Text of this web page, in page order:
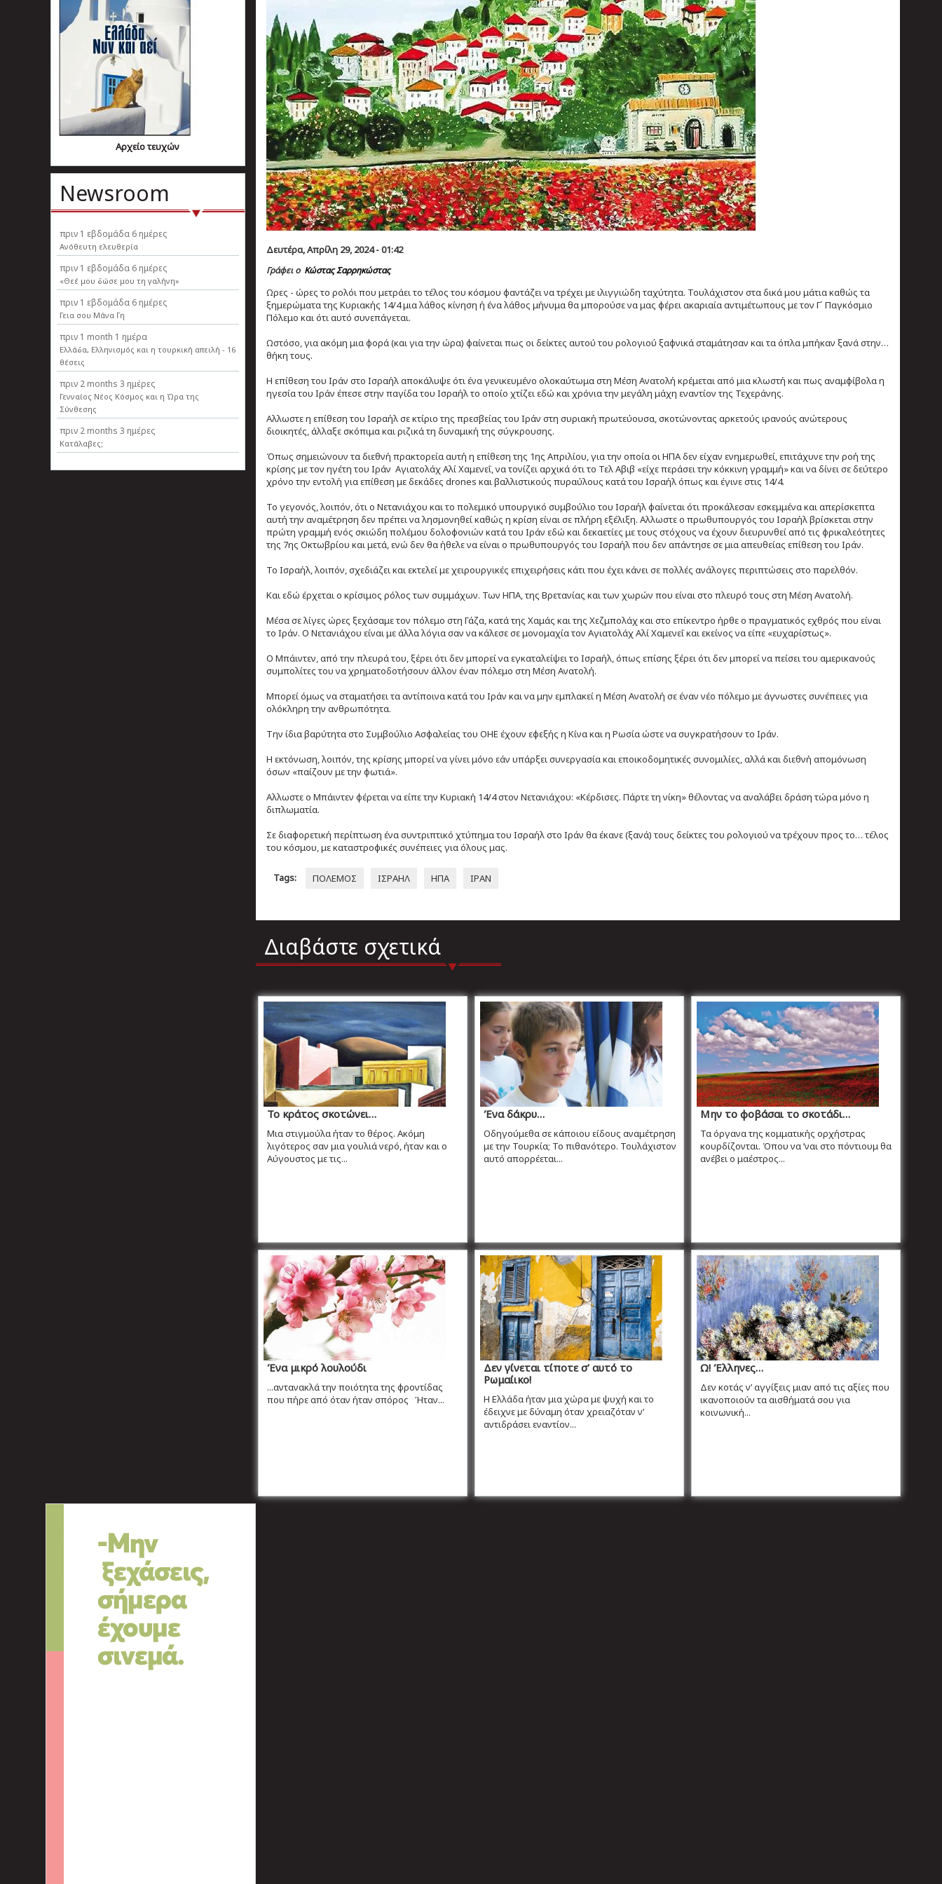
Αρχείο τευχών
Newsroom
πριν 1 εβδομάδα 6 ημέρες
Ανόθευτη ελευθερία
πριν 1 εβδομάδα 6 ημέρες
«Θεέ μου δώσε μου τη γαλήνη»
πριν 1 εβδομάδα 6 ημέρες
Γεια σου Μάνα Γη
πριν 1 month 1 ημέρα
Ελλάδα, Ελληνισµός και η τουρκική απειλή - 16
θέσεις
πριν 2 months 3 ημέρες
Γενναίος Νέος Κόσμος και η Ώρα της
Σύνθεσης
πριν 2 months 3 ημέρες
Κατάλαβες;
Δευτέρα, Απρίλη 29, 2024 - 01:42
Γράφει ο Κώστας Σαρρηκώστας
Ωρες - ώρες το ρολόι που μετράει το τέλος του κόσμου φαντάζει να τρέχει με ιλιγγιώδη ταχύτητα. Τουλάχιστον στα δικά μου μάτια καθώς τα
ξημερώματα της Κυριακής 14/4 μια λάθος κίνηση ή ένα λάθος μήνυμα θα μπορούσε να μας φέρει ακαριαία αντιμέτωπους με τον Γ΄ Παγκόσμιο
Πόλεμο και ότι αυτό συνεπάγεται.
Ωστόσο, για ακόμη μια φορά (και για την ώρα) φαίνεται πως οι δείκτες αυτού του ρολογιού ξαφνικά σταμάτησαν και τα όπλα μπήκαν ξανά στην…
θήκη τους.
Η επίθεση του Ιράν στο Ισραήλ αποκάλυψε ότι ένα γενικευμένο ολοκαύτωμα στη Μέση Ανατολή κρέμεται από μια κλωστή και πως αναμφίβολα η
ηγεσία του Ιράν έπεσε στην παγίδα του Ισραήλ το οποίο χτίζει εδώ και χρόνια την μεγάλη μάχη εναντίον της Τεχεράνης.
Αλλωστε η επίθεση του Ισραήλ σε κτίριο της πρεσβείας του Ιράν στη συριακή πρωτεύουσα, σκοτώνοντας αρκετούς ιρανούς ανώτερους
διοικητές, άλλαξε σκόπιμα και ριζικά τη δυναμική της σύγκρουσης.
Όπως σημειώνουν τα διεθνή πρακτορεία αυτή η επίθεση της 1ης Απριλίου, για την οποία οι ΗΠΑ δεν είχαν ενημερωθεί, επιτάχυνε την ροή της
κρίσης με τον ηγέτη του Ιράν Αγιατολάχ Αλί Χαμενεΐ, να τονίζει αρχικά ότι το Τελ Αβιβ «είχε περάσει την κόκκινη γραμμή» και να δίνει σε δεύτερο
χρόνο την εντολή για επίθεση με δεκάδες drones και βαλλιστικούς πυραύλους κατά του Ισραήλ όπως και έγινε στις 14/4.
Το γεγονός, λοιπόν, ότι ο Νετανιάχου και το πολεμικό υπουργικό συμβούλιο του Ισραήλ φαίνεται ότι προκάλεσαν εσκεμμένα και απερίσκεπτα
αυτή την αναμέτρηση δεν πρέπει να λησμονηθεί καθώς η κρίση είναι σε πλήρη εξέλιξη. Αλλωστε ο πρωθυπουργός του Ισραήλ βρίσκεται στην
πρώτη γραμμή ενός σκιώδη πολέμου δολοφονιών κατά του Ιράν εδώ και δεκαετίες με τους στόχους να έχουν διευρυνθεί από τις φρικαλεότητες
της 7ης Οκτωβρίου και μετά, ενώ δεν θα ήθελε να είναι ο πρωθυπουργός του Ισραήλ που δεν απάντησε σε μια απευθείας επίθεση του Ιράν.
Το Ισραήλ, λοιπόν, σχεδιάζει και εκτελεί με χειρουργικές επιχειρήσεις κάτι που έχει κάνει σε πολλές ανάλογες περιπτώσεις στο παρελθόν.
Και εδώ έρχεται ο κρίσιμος ρόλος των συμμάχων. Των ΗΠΑ, της Βρετανίας και των χωρών που είναι στο πλευρό τους στη Μέση Ανατολή.
Μέσα σε λίγες ώρες ξεχάσαμε τον πόλεμο στη Γάζα, κατά της Χαμάς και της Χεζμπολάχ και στο επίκεντρο ήρθε ο πραγματικός εχθρός που είναι
το Ιράν. Ο Νετανιάχου είναι με άλλα λόγια σαν να κάλεσε σε μονομαχία τον Αγιατολάχ Αλί Χαμενεΐ και εκείνος να είπε «ευχαρίστως».
Ο Μπάιντεν, από την πλευρά του, ξέρει ότι δεν μπορεί να εγκαταλείψει το Ισραήλ, όπως επίσης ξέρει ότι δεν μπορεί να πείσει του αμερικανούς
συμπολίτες του να χρηματοδοτήσουν άλλον έναν πόλεμο στη Μέση Ανατολή.
Μπορεί όμως να σταματήσει τα αντίποινα κατά του Ιράν και να μην εμπλακεί η Μέση Ανατολή σε έναν νέο πόλεμο με άγνωστες συνέπειες για
ολόκληρη την ανθρωπότητα.
Την ίδια βαρύτητα στο Συμβούλιο Ασφαλείας του ΟΗΕ έχουν εφεξής η Κίνα και η Ρωσία ώστε να συγκρατήσουν το Ιράν.
Η εκτόνωση, λοιπόν, της κρίσης μπορεί να γίνει μόνο εάν υπάρξει συνεργασία και εποικοδομητικές συνομιλίες, αλλά και διεθνή απομόνωση
όσων «παίζουν με την φωτιά».
Αλλωστε ο Μπάιντεν φέρεται να είπε την Κυριακή 14/4 στον Νετανιάχου: «Κέρδισες. Πάρτε τη νίκη» θέλοντας να αναλάβει δράση τώρα μόνο η
διπλωματία.
Σε διαφορετική περίπτωση ένα συντριπτικό χτύπημα του Ισραήλ στο Ιράν θα έκανε (ξανά) τους δείκτες του ρολογιού να τρέχουν προς το… τέλος
του κόσμου, με καταστροφικές συνέπειες για όλους μας.
Tags: ΠΟΛΕΜΟΣ ΙΣΡΑΗΛ ΗΠΑ ΙΡΑΝ
Διαβάστε σχετικά
Το κράτος σκοτώνει…
Μια στιγμούλα ήταν το θέρος. Ακόμη
λιγότερος σαν μια γουλιά νερό, ήταν και ο
Αύγουστος με τις...
Ένα δάκρυ…
Οδηγούμεθα σε κάποιου είδους αναμέτρηση
με την Τουρκία; Το πιθανότερο. Τουλάχιστον
αυτό απορρέεται...
Μην το φοβάσαι το σκοτάδι…
Τα όργανα της κομματικής ορχήστρας
κουρδίζονται. Όπου να ’ναι στο πόντιουμ θα
ανέβει ο μαέστρος...
Ένα μικρό λουλούδι
...αντανακλά την ποιότητα της φροντίδας
που πήρε από όταν ήταν σπόρος Ήταν...
Δεν γίνεται τίποτε σ’ αυτό το
Ρωμαίικο!
Η Ελλάδα ήταν μια χώρα με ψυχή και το
έδειχνε με δύναμη όταν χρειαζόταν ν’
αντιδράσει εναντίον...
Ω! Έλληνες…
Δεν κοτάς ν’ αγγίξεις μιαν από τις αξίες που
ικανοποιούν τα αισθήματά σου για
κοινωνική...